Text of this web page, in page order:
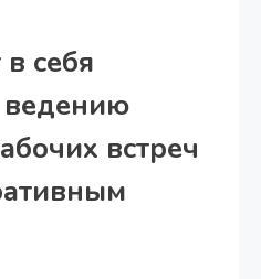
себя
ведению
встреч